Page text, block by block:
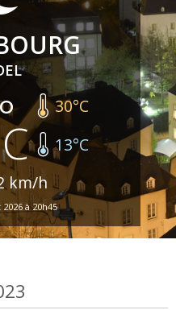
30°C
13°C
km/h
à 20h45